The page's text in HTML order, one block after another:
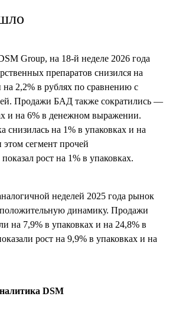
Group, на 18-й неделе 2026 года
препаратов снизился на
на 2,2% в рублях по сравнению с
Продажи БАД также сократились —
и на 6% в денежном выражении.
снизилась на 1% в упаковках и на
сегмент прочей
рост на 1% в упаковках.
неделей 2025 года рынок
динамику. Продажи
на 7,9% в упаковках и на 24,8% в
рост на 9,9% в упаковках и на
DSM